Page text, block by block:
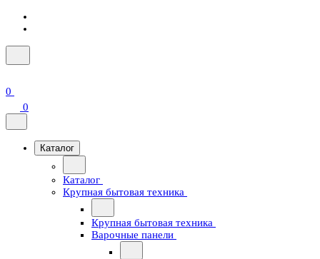
0
0
Каталог
Каталог
Крупная бытовая техника
Крупная бытовая техника
Варочные панели